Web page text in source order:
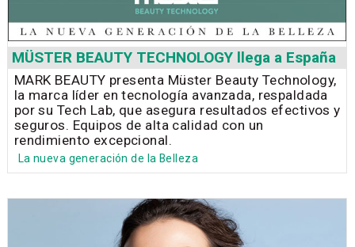
MÜSTER BEAUTY TECHNOLOGY llega a España
MARK BEAUTY presenta Müster Beauty Technology,
la marca líder en tecnología avanzada, respaldada
por su Tech Lab, que asegura resultados efectivos y
seguros. Equipos de alta calidad con un
rendimiento excepcional.
La nueva generación de la Belleza